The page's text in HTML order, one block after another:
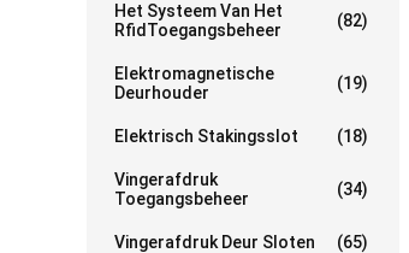
Het Systeem Van Het
RfidToegangsbeheer
(82)
Elektromagnetische
Deurhouder
(19)
Elektrisch Stakingsslot (18)
Vingerafdruk
Toegangsbeheer
(34)
Vingerafdruk Deur Sloten (65)